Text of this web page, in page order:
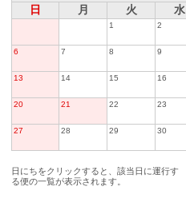
日
月 火 水
1 2
6 7 8 9
13 14 15 16
20 21 22 23
27 28 29 30
日にちをクリックすると、該当日に運行す
る便の一覧が表示されます。